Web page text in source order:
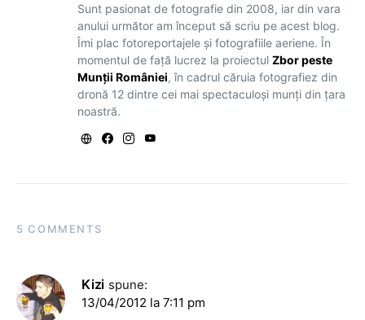
Sunt pasionat de fotografie din 2008, iar din vara
anului următor am început să scriu pe acest blog.
Îmi plac fotoreportajele și fotografiile aeriene. În
momentul de față lucrez la proiectul Zbor peste
Munții României, în cadrul căruia fotografiez din
dronă 12 dintre cei mai spectaculoși munți din țara
noastră.
5 COMMENTS
Kizi spune:
13/04/2012 la 7:11 pm